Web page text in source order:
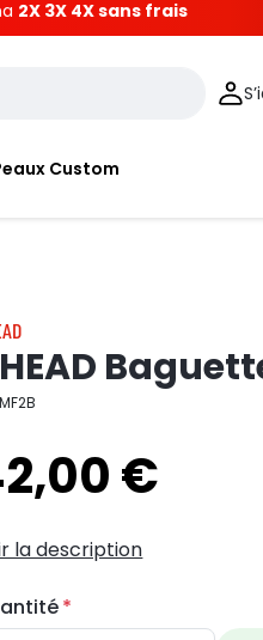
2X 3X 4X sans frais
Custom
€
la description